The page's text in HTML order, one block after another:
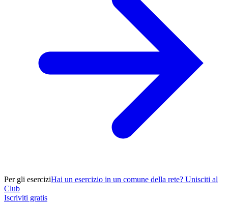
Per gli eserciziHai un esercizio in un comune della rete? Unisciti al
Club
Iscriviti gratis